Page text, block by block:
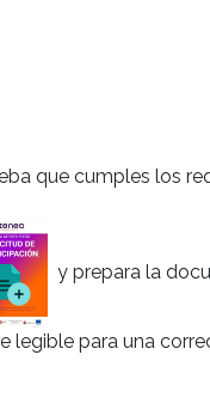
que cumples los
y prepara la
legible para una